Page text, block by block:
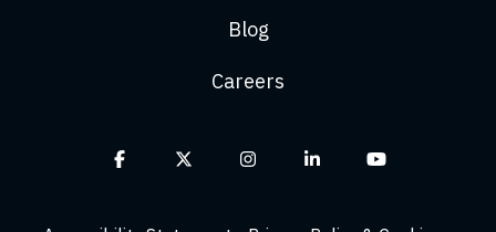
Blog
Careers
Facebook InstagramLinkedin